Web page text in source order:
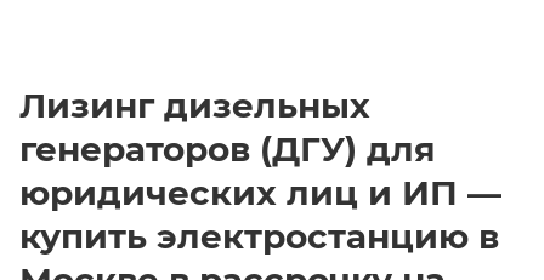
Лизинг дизельных
генераторов (ДГУ) для
юридических лиц и ИП —
купить электростанцию в